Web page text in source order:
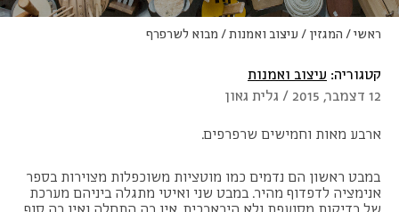
ראשי/ המגזין / עיצוב ואמנות/ מבוא לשרפרף
קטגוריה: עיצוב ואמנות
12 דצמבר, 2015 / גלית גאון
ארבע מאות וחמישים שרפרפים.
במבט ראשון הם נדמים כמו מוטציות משוכפלות מצוירות בספר
אנימציה לדפדוף מהיר. במבט שני ואיטי מתגלה ביניהם מערכת
של בדיקות מסועפת ולא הירארכית. אין בה התחלה ואין בה סוף,